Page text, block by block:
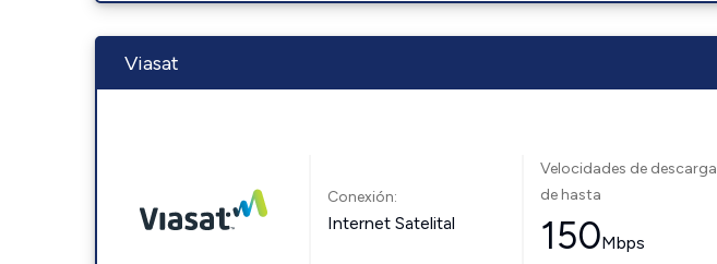
Viasat
Conexión:
Internet Satelital
Velocidades de descarga
de hasta
150Mbps